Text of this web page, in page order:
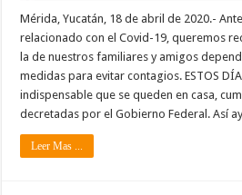
Mérida, Yucatán, 18 de abril de 2020.-
relacionado con el Covid-19, queremos
la de nuestros familiares y amigos
medidas para evitar contagios. ESTOS
indispensable que se queden en casa,
decretadas por el Gobierno Federal. Así
Leer Mas ...